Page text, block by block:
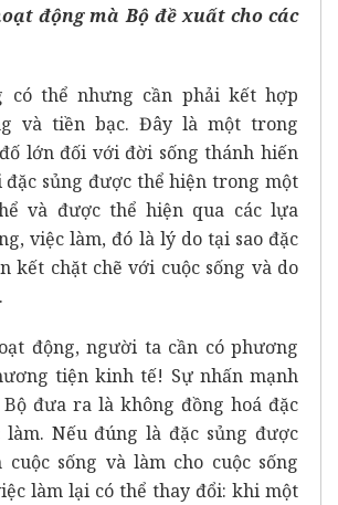
động mà Bộ đề xuất cho các
có thể nhưng cần phải kết hợp
và tiền bạc. Đây là một trong
lớn đối với đời sống thánh hiến
đặc sủng được thể hiện trong một
và được thể hiện qua các lựa
việc làm, đó là lý do tại sao đặc
kết chặt chẽ với cuộc sống và do
động, người ta cần có phương
tiện kinh tế! Sự nhấn mạnh
đưa ra là không đồng hoá đặc
làm. Nếu đúng là đặc sủng được
cuộc sống và làm cho cuộc sống
làm lại có thể thay đổi: khi một